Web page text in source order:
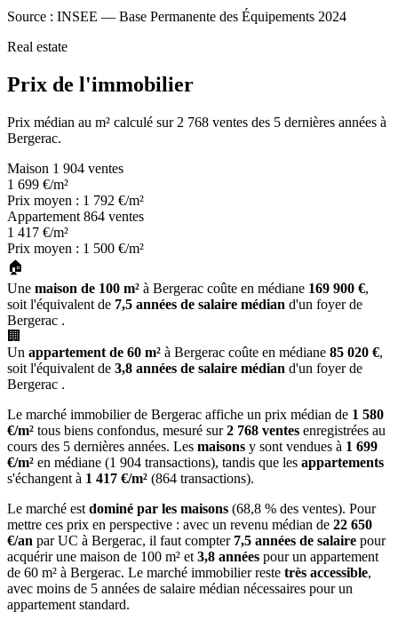
Source : INSEE — Base Permanente des Équipements 2024
Real estate
Prix de l'immobilier
Prix médian au m² calculé sur 2 768 ventes des 5 dernières années à
Bergerac.
Maison 1 904 ventes
1 699 €/m²
Prix moyen : 1 792 €/m²
Appartement 864 ventes
1 417 €/m²
Prix moyen : 1 500 €/m²
🏠
Une maison de 100 m² à Bergerac coûte en médiane 169 900 €,
soit l'équivalent de 7,5 années de salaire médian d'un foyer de
Bergerac .
🏢
Un appartement de 60 m² à Bergerac coûte en médiane 85 020 €,
soit l'équivalent de 3,8 années de salaire médian d'un foyer de
Bergerac .
Le marché immobilier de Bergerac affiche un prix médian de 1 580
€/m² tous biens confondus, mesuré sur2 768 ventes enregistrées au
cours des 5 dernières années. Les maisons y sont vendues à 1 699
€/m² en médiane (1 904 transactions), tandis que les appartements
s'échangent à 1 417 €/m² (864 transactions).
Le marché est dominé par les maisons (68,8 % des ventes). Pour
mettre ces prix en perspective : avec un revenu médian de 22 650
€/an par UC à Bergerac, il faut compter 7,5 années de salaire pour
acquérir une maison de 100 m² et 3,8 années pour un appartement
de 60 m² à Bergerac. Le marché immobilier reste très accessible,
avec moins de 5 années de salaire médian nécessaires pour un
appartement standard.